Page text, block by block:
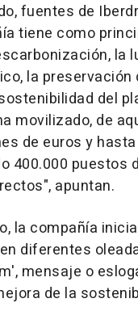
fuentes de
tiene como
la
la preservación
del
movilizado, de
de euros y
400.000 puestos
apuntan.
la compañía
diferentes
mensaje o
de la